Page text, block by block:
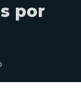
por